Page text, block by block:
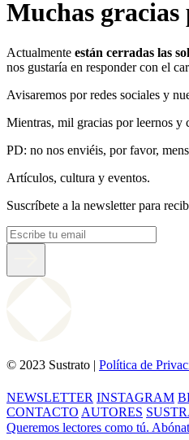
Muchas
Actualmente están cerradas las
nos gustaría en responder con el
Avisaremos por redes sociales y
Mientras, mil gracias por leernos y
PD: no nos enviéis, por favor,
Artículos, cultura y eventos.
Suscríbete a la newsletter para
© 2023 Sustrato | Política de
NEWSLETTER INSTAGRAM
CONTACTO AUTORES
Queremos lectores como tú.